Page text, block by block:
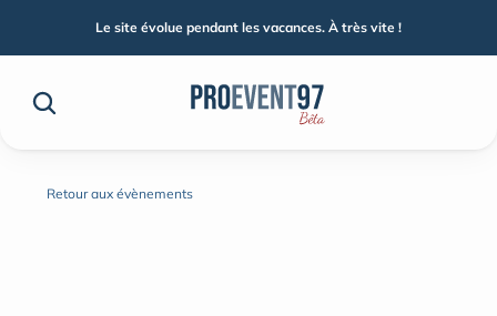
Retour aux évènements
Le site évolue pendant les vacances. À très vite !